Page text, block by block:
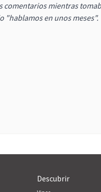
comentarios mientras
"hablamos en unos meses".
Descubrir